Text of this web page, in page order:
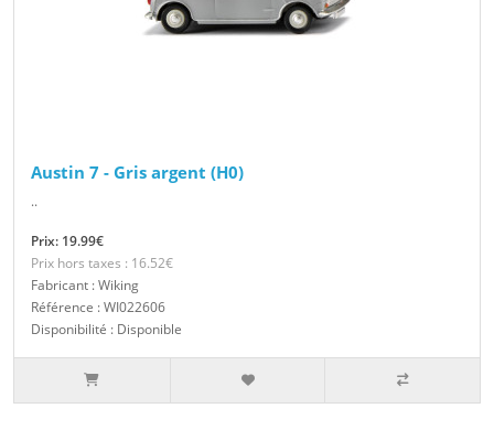
Austin 7 - Gris argent (H0)
..
Prix: 19.99€
Prix hors taxes : 16.52€
Fabricant : Wiking
Référence : WI022606
Disponibilité : Disponible